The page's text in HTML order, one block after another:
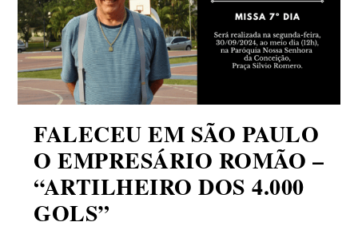
FALECEU EM SÃO PAULO
O EMPRESÁRIO ROMÃO –
“ARTILHEIRO DOS 4.000
GOLS”